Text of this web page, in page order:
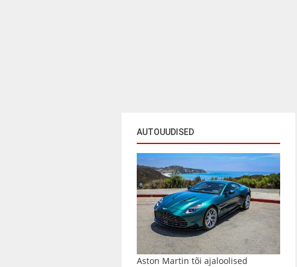
AUTOUUDISED
Aston Martin tõi ajaloolised